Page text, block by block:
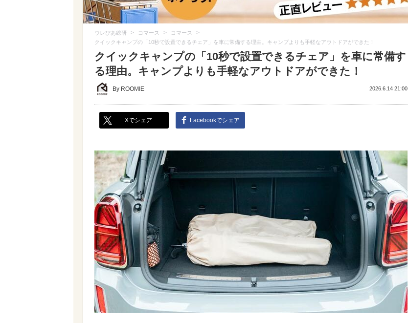
ウレぴあ総研 > コマース > コマース >
クイックキャンプの「10秒で設置できるチェア」を車に常備する理由。キャンプよりも手軽なアウトドアができた！
クイックキャンプの「10秒で設置できるチェア」を車に常備す
る理由。キャンプよりも手軽なアウトドアができた！
By ROOMIE 2026.6.14 21:00
Xでシェア Facebookでシェア